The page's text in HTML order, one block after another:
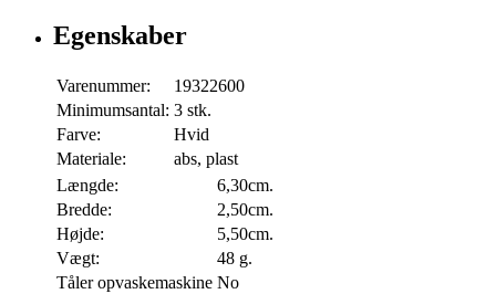
Egenskaber
Varenummer:
19322600
Minimumsantal: 3 stk.
Farve:
Hvid
Materiale:
abs, plast
Længde:
6,30cm.
Bredde:
2,50cm.
Højde:
5,50cm.
Vægt:
48 g.
Tåler opvaskemaskine No